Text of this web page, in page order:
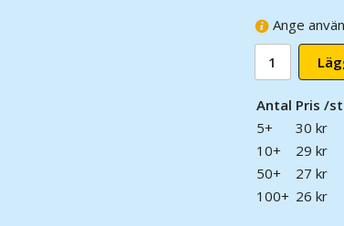
Ange
Antal Pris /st
5+
30 kr
10+
29 kr
50+
27 kr
100+ 26 kr